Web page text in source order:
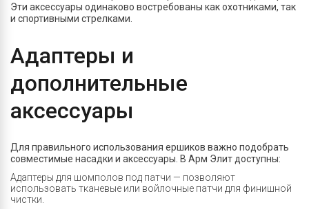
Эти аксессуары одинаково востребованы как охотниками, так
и спортивными стрелками.
Адаптеры и
дополнительные
аксессуары
Для правильного использования ершиков важно подобрать
совместимые насадки и аксессуары. В Арм Элит доступны:
Адаптеры для шомполов под патчи — позволяют
использовать тканевые или войлочные патчи для финишной
чистки.